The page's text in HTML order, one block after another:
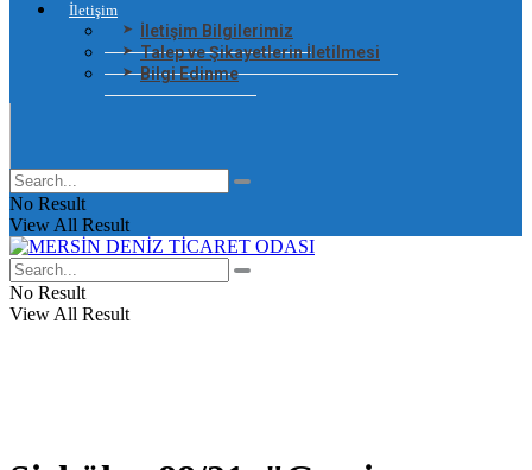
İletişim
İletişim Bilgilerimiz
Talep ve Şikayetlerin İletilmesi
Bilgi Edinme
No Result
View All Result
No Result
View All Result